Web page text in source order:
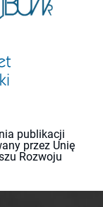
publikacji
przez Unię
Rozwoju